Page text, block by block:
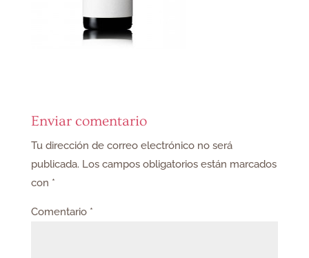
Enviar comentario
Tu dirección de correo electrónico no será
publicada. Los campos obligatorios están marcados
con *
Comentario *